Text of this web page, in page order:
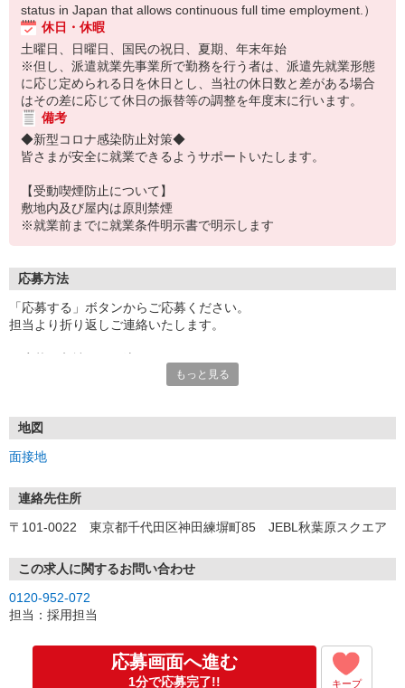
status in Japan that allows continuous full time employment.）
休日・休暇
土曜日、日曜日、国民の祝日、夏期、年末年始
※但し、派遣就業先事業所で勤務を行う者は、派遣先就業形態
に応じ定められる日を休日とし、当社の休日数と差がある場合
はその差に応じて休日の振替等の調整を年度末に行います。
備考
◆新型コロナ感染防止対策◆
皆さまが安全に就業できるようサポートいたします。
【受動喫煙防止について】
敷地内及び屋内は原則禁煙
※就業前までに就業条件明示書で明示します
応募方法
「応募する」ボタンからご応募ください。
担当より折り返しご連絡いたします。
*来社面接またはオンライン面接が可能です。
（応募情報不足の場合は、履歴書・職務経歴書を頂くケースがあ
▼内定（面接後、最短翌営業日）
*当社より内定通知をお送りします。
*内定にご承諾いただけましたら、採用決定となります。
*当社の正社員としてご入社いただきます。
*辞令の授与、オリエンテーションをお受けいただきます。
▼配属先の決定（★）
*当社が配属先を決定します。
▼就業開始
*配属先にて、当社の派遣スタッフとしてご就業いただきます。
もっと見る
地図
面接地
連絡先住所
〒101-0022 東京都千代田区神田練塀町85 JEBL秋葉原スクエア
この求人に関するお問い合わせ
0120-952-072
担当：採用担当
応募画面へ進む
1分で応募完了!! キープ